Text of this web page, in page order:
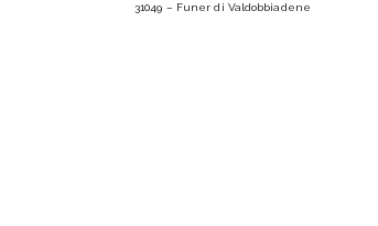
31049 – Funer di Valdobbiadene